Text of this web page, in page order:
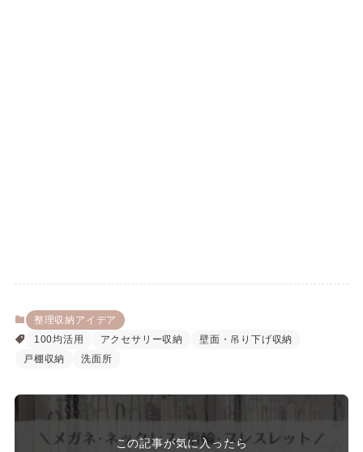
整理収納アイデア
100均活用
アクセサリー収納
壁面・吊り下げ収納
戸棚収納
洗面所
この記事が気に入ったら